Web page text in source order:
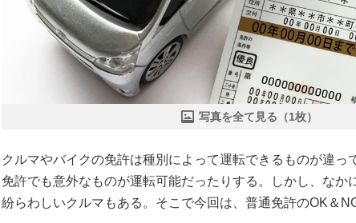
写真を全て見る（1枚）
クルマやバイクの免許は種別によって運転できるものが違っ
免許でも意外なものが運転可能だったりする。しかし、なか
紛らわしいクルマもある。そこで今回は、普通免許のOK＆